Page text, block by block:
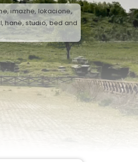
imazhe, lokacione,
hanë, studio, bed and